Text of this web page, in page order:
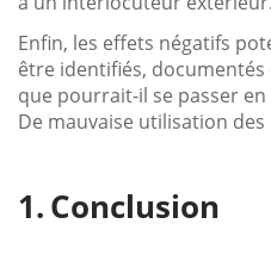
Enfin, les effets négatifs
être identifiés,
que pourrait-il se passer en
De mauvaise utilisation des
Conclusion